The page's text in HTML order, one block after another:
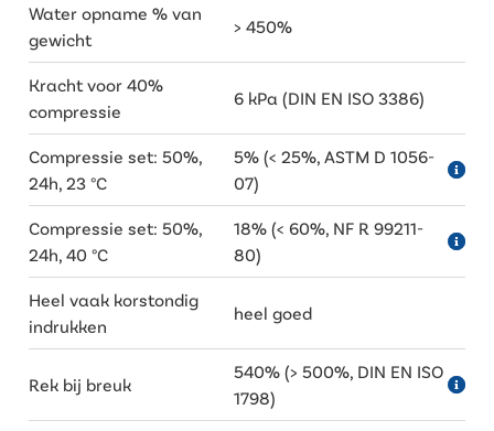
Water opname % van
gewicht
> 450%
Kracht voor 40%
compressie
6 kPa (DIN EN ISO 3386)
Compressie set: 50%,
24h, 23 °C
5% (< 25%, ASTM D 1056-
07)
Compressie set: 50%,
24h, 40 °C
18% (< 60%, NF R 99211-
80)
Heel vaak korstondig
indrukken
heel goed
Rek bij breuk
540% (> 500%, DIN EN ISO
1798)